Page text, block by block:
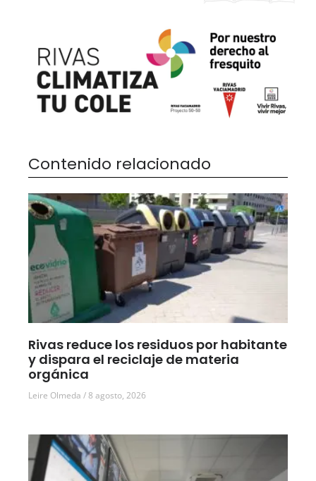
Contenido relacionado
Rivas reduce los residuos por habitante
y dispara el reciclaje de materia
orgánica
Leire Olmeda 8 agosto, 2026